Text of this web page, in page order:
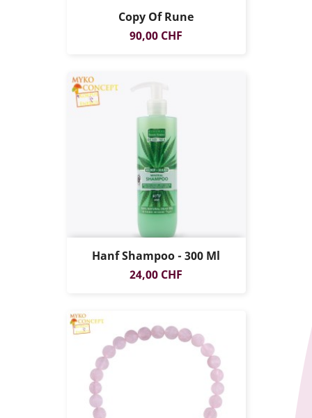
Copy Of Rune
Prezzo
90,00 CHF
Hanf Shampoo - 300 Ml
Prezzo
24,00 CHF